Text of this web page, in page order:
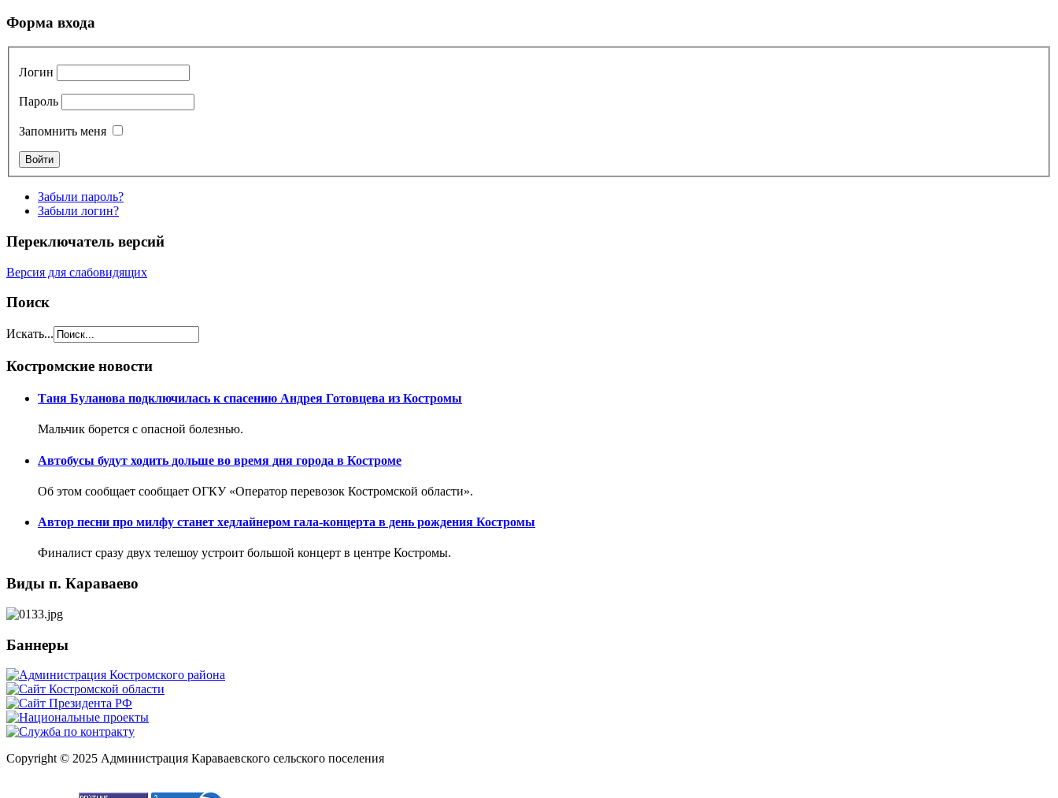
Форма входа
Логин
Пароль
Запомнить меня
Забыли пароль?
Забыли логин?
Переключатель версий
Версия для слабовидящих
Поиск
Искать...
Костромские новости
Таня Буланова подключилась к спасению Андрея Готовцева из Костромы
Мальчик борется с опасной болезнью.
Автобусы будут ходить дольше во время дня города в Костроме
Об этом сообщает сообщает ОГКУ «Оператор перевозок Костромской области».
Автор песни про милфу станет хедлайнером гала-концерта в день рождения Костромы
Финалист сразу двух телешоу устроит большой концерт в центре Костромы.
Виды п. Караваево
Баннеры
Copyright © 2025 Администрация Караваевского сельского поселения